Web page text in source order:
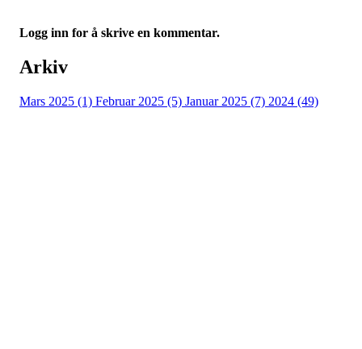
Logg inn for å skrive en kommentar.
Arkiv
Mars 2025 (1) Februar 2025 (5) Januar 2025 (7) 2024 (49)